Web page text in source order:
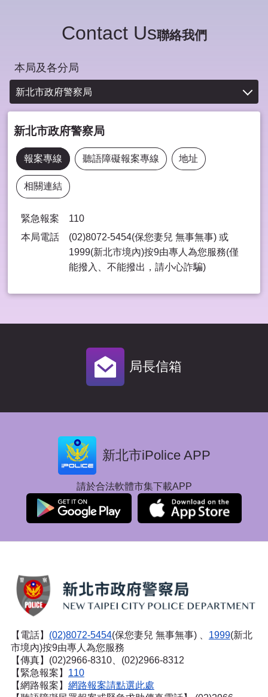
Contact Us聯絡我們
本局及各分局
新北市政府警察局
新北市政府警察局
報案專線 聽語障礙報案專線 地址
相關連結
緊急報案
110
本局電話
(02)8072-5454(保您妻兒 無事無事) 或
1999(新北市境內)按9由專⼈為您服務(僅
能撥入、不能撥出，請⼩⼼詐騙)
局長信箱
新北市iPolice APP
請於合法軟體市集下載APP
【電話】 (02)8072-5454(保您妻兒 無事無事) 、 1999(新北
市境內)按9由專人為您服務
【傳真】(02)2966-8310、(02)2966-8312
【緊急報案】 110
【網路報案】 網路報案請點選此處